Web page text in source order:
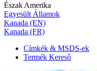
Észak Amerika
Egyesült Államok
Kanada (EN)
Kanada (FR)
Címkék & MSDS-ek
Termék Kereső